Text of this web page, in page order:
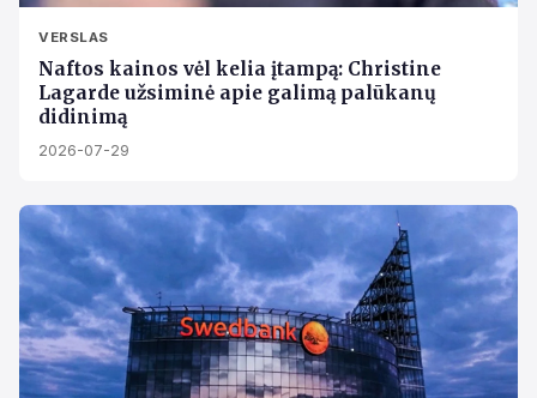
VERSLAS
Naftos kainos vėl kelia įtampą: Christine
Lagarde užsiminė apie galimą palūkanų
didinimą
2026-07-29